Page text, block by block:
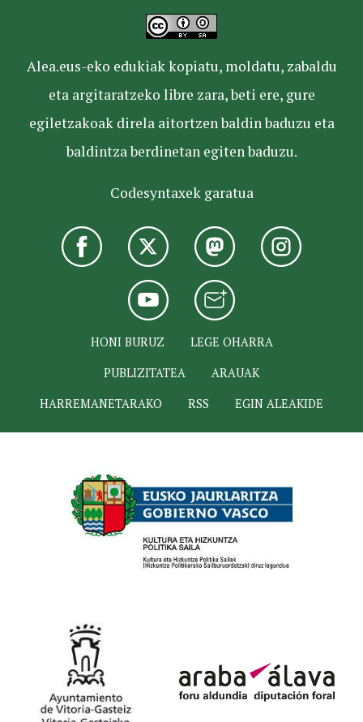
Alea.eus-eko edukiak kopiatu, moldatu, zabaldu
eta argitaratzeko libre zara, beti ere, gure
egiletzakoak direla aitortzen baldin baduzu eta
baldintza berdinetan egiten baduzu.
Codesyntaxek garatua
HONI BURUZ
LEGE OHARRA
PUBLIZITATEA
ARAUAK
HARREMANETARAKO
RSS EGIN ALEAKIDE